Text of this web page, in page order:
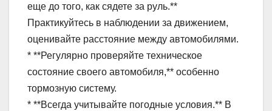
еще до того, как сядете за руль.**
Практикуйтесь в наблюдении за движением,
оценивайте расстояние между автомобилями.
* **Регулярно проверяйте техническое
состояние своего автомобиля,** особенно
тормозную систему.
* **Всегда учитывайте погодные условия.** В